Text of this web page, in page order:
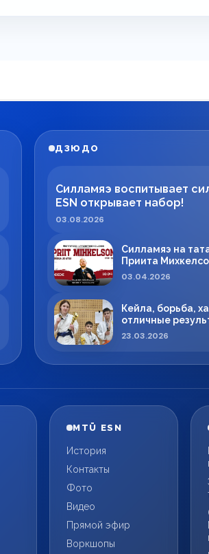
ДЗЮДО
Силламяэ воспитывает
ESN открывает набор!
03.08.2026
Силламяэ на
Приита
меняет правила
03.04.2026
Кейла, борьба,
отличные
спортсменов!
23.03.2026
MTÜ ESN
История
Контакты
Фото
Видео
Прямой эфир
Воркшопы